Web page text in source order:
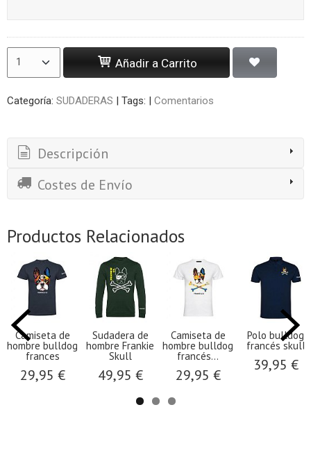
Añadir a Carrito
Categoría: SUDADERAS | Tags: | Comentarios
Descripción
Costes de Envío
Productos Relacionados
Camiseta de
hombre bulldog
frances
29,95 €
Sudadera de
hombre Frankie
Skull
49,95 €
Camiseta de
hombre bulldog
francés...
29,95 €
Polo bulldog
francés skull
39,95 €